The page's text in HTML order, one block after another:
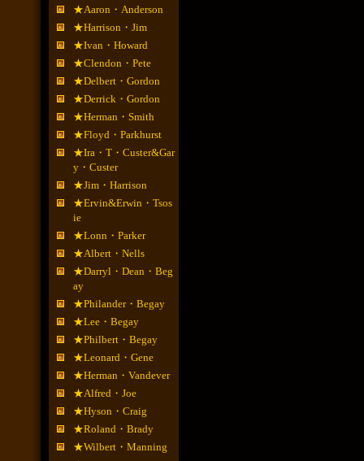
★Aaron・Anderson
★Harrison・Jim
★Ivan・Howard
★Clendon・Pete
★Delbert・Gordon
★Derrick・Gordon
★Herman・Smith
★Floyd・Parkhurst
★Ira・T・Custer&Gar
y・Custer
★Jim・Harrison
★Ervin&Erwin・Tsos
ie
★Lonn・Parker
★Albert・Nells
★Darryl・Dean・Beg
ay
★Philander・Begay
★Lee・Begay
★Philbert・Begay
★Leonard・Gene
★Herman・Vandever
★Alfred・Joe
★Hyson・Craig
★Roland・Brady
★Wilbert・Manning